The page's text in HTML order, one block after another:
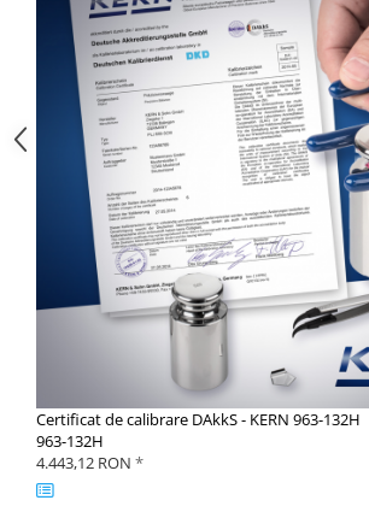
Certificat de calibrare DAkkS - KERN 963-132H
963-132H
4.443,12 RON *